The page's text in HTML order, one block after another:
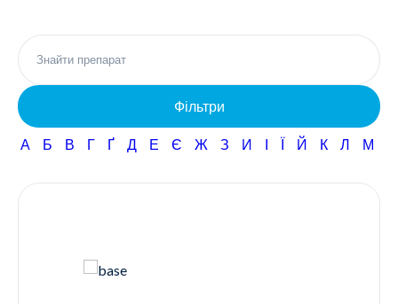
Неврологія
Гінекологія
Фармаконагляд
Кар'єра Фільтри
А Б В Г Ґ Д Е Є Ж З И І Ї Й К Л М